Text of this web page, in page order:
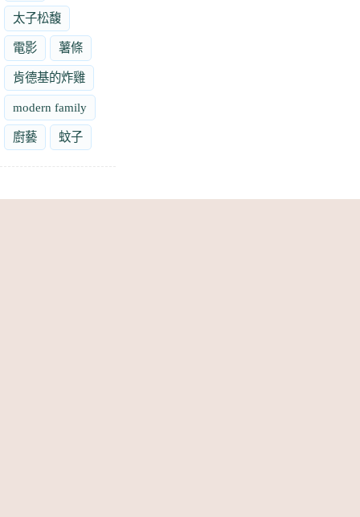
太子松馥
電影 薯條
肯德基的炸雞
modern family
廚藝 蚊子